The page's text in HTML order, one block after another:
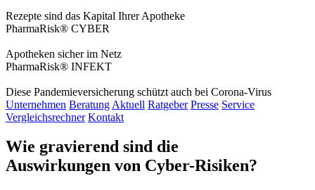
Rezepte sind das Kapital Ihrer Apotheke
PharmaRisk® CYBER
Apotheken sicher im Netz
PharmaRisk® INFEKT
Diese Pandemieversicherung schützt auch bei Corona-Virus
Unternehmen Beratung Aktuell Ratgeber Presse Service
Vergleichsrechner Kontakt
Wie gravierend sind die
Auswirkungen von Cyber-Risiken?